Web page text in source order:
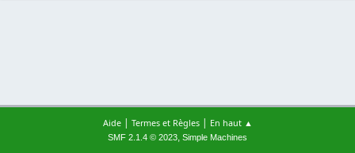
Aide| Termes et Règles| En haut ▲
SMF 2.1.4 © 2023, Simple Machines